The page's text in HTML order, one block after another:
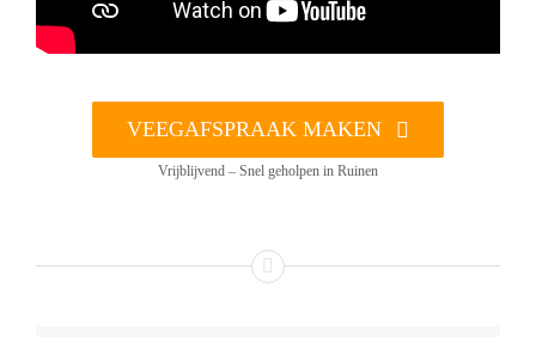
VEEGAFSPRAAK MAKEN
Vrijblijvend – Snel geholpen in Ruinen